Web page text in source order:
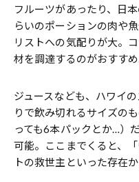
フルーツがあったり、日
らいのポーションの肉や
リストへの気配りが大。
材を調達するのがおすすめ
ジュースなども、ハワイ
りで飲み切れるサイズの
っても6本パックとか…）
可能。ここまでくると、
トの救世主といった存在